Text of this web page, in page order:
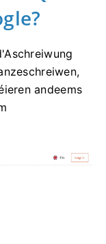
andeems